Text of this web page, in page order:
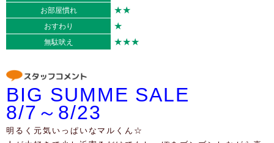
お部屋慣れ ★★
おすわり ★
無駄吠え ★★★
BIG SUMME SALE
8/7～8/23
明るく元気いっぱいなマルくん☆